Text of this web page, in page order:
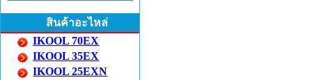
สินค้าอะไหล่
IKOOL 70EX
IKOOL 35EX
IKOOL 25EXN